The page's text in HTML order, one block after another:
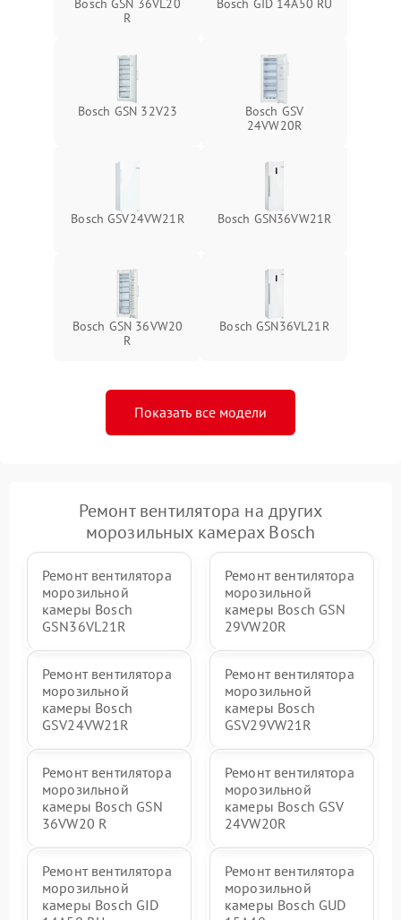
Bosch GSN 36VL20
R
Bosch GID 14A50 RU
Bosch GSN 32V23
Bosch GSV
24VW20R
Bosch GSV24VW21R Bosch GSN36VW21R
Bosch GSN 36VW20
R
Bosch GSN36VL21R
Показать все модели
Ремонт вентилятора на других
морозильных камерах Bosch
Ремонт вентилятора
морозильной
камеры Bosch
GSN36VL21R
Ремонт вентилятора
морозильной
камеры Bosch GSN
29VW20R
Ремонт вентилятора
морозильной
камеры Bosch
GSV24VW21R
Ремонт вентилятора
морозильной
камеры Bosch
GSV29VW21R
Ремонт вентилятора
морозильной
камеры Bosch GSN
36VW20 R
Ремонт вентилятора
морозильной
камеры Bosch GSV
24VW20R
Ремонт вентилятора
морозильной
камеры Bosch GID
Ремонт вентилятора
морозильной
камеры Bosch GUD